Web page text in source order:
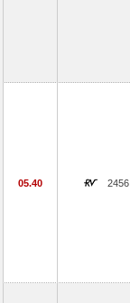
05.40 2456